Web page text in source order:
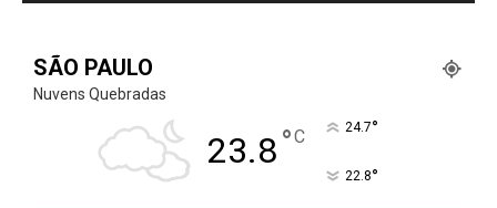
SÃO PAULO
Nuvens Quebradas
23.8°C 24.7°
22.8°